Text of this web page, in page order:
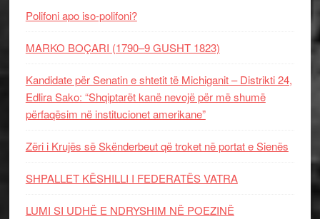
Polifoni apo iso-polifoni?
MARKO BOÇARI (1790–9 GUSHT 1823)
Kandidate për Senatin e shtetit të Michiganit – Distrikti 24,
Edlira Sako: “Shqiptarët kanë nevojë për më shumë
përfaqësim në institucionet amerikane”
Zëri i Krujës së Skënderbeut që troket në portat e Sienës
SHPALLET KËSHILLI I FEDERATËS VATRA
LUMI SI UDHË E NDRYSHIM NË POEZINË